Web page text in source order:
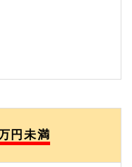
円未満